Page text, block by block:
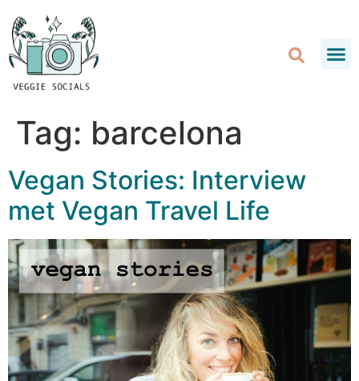
Tag: barcelona
Vegan Stories: Interview
met Vegan Travel Life